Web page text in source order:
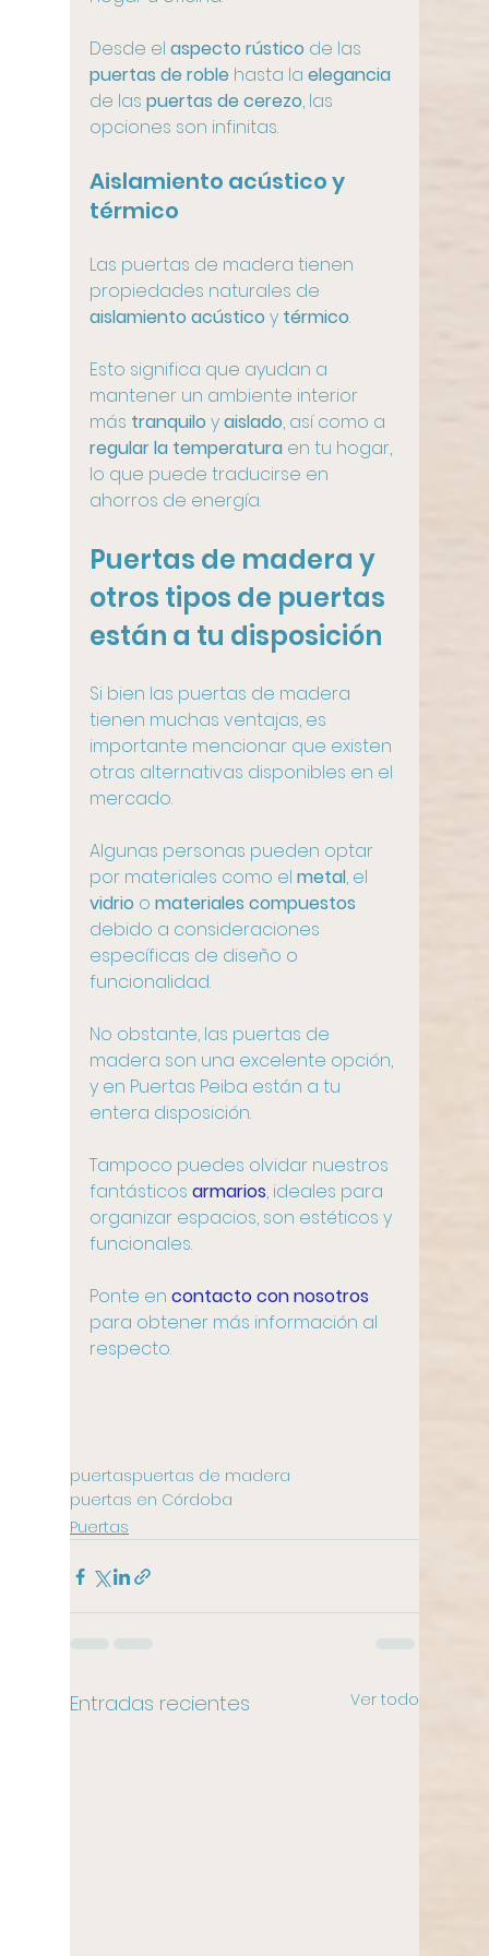
Desde el aspecto rústico de las
puertas de roble hasta la elegancia
de las puertas de cerezo, las
opciones son infinitas.
Aislamiento acústico y
térmico
Las puertas de madera tienen
propiedades naturales de
aislamiento acústico y térmico.
Esto significa que ayudan a
mantener un ambiente interior
más tranquilo y aislado, así como a
regular la temperatura en tu hogar,
lo que puede traducirse en
ahorros de energía.
Puertas de madera y
otros tipos de puertas
están a tu disposición
Si bien las puertas de madera
tienen muchas ventajas, es
importante mencionar que existen
otras alternativas disponibles en el
mercado.
Algunas personas pueden optar
por materiales como el metal, el
vidrio o materiales compuestos
debido a consideraciones
específicas de diseño o
funcionalidad.
No obstante, las puertas de
madera son una excelente opción,
y en Puertas Peiba están a tu
entera disposición.
Tampoco puedes olvidar nuestros
fantásticos armarios, ideales para
organizar espacios, son estéticos y
funcionales.
Ponte en contacto con nosotros
para obtener más información al
respecto.
puertaspuertas de madera
puertas en Córdoba
Puertas
Entradas recientes Ver todo